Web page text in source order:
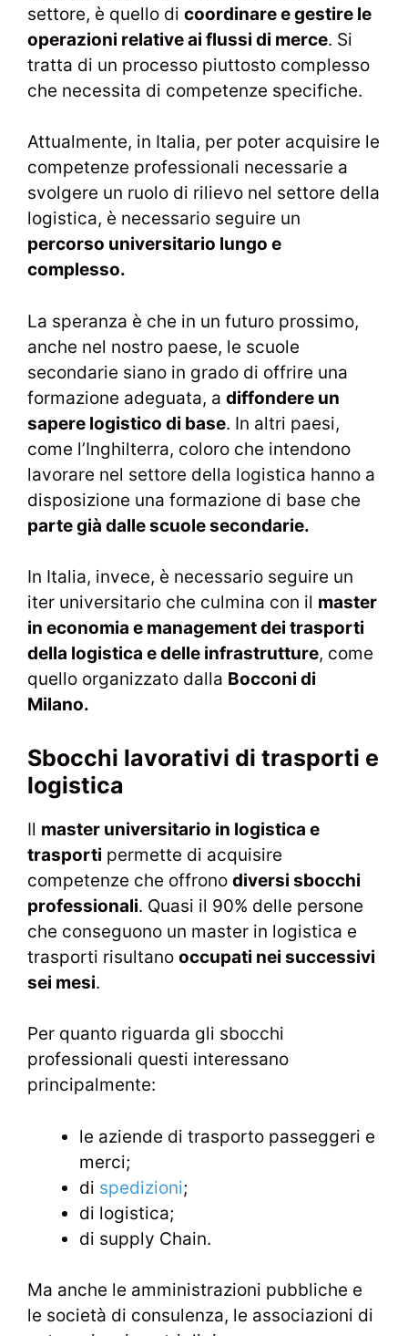
settore, è quello di coordinare e gestire le
operazioni relative ai flussi di merce. Si
tratta di un processo piuttosto complesso
che necessita di competenze specifiche.
Attualmente, in Italia, per poter acquisire le
competenze professionali necessarie a
svolgere un ruolo di rilievo nel settore della
logistica, è necessario seguire un
percorso universitario lungo e
complesso.
La speranza è che in un futuro prossimo,
anche nel nostro paese, le scuole
secondarie siano in grado di offrire una
formazione adeguata, a diffondere un
sapere logistico di base. In altri paesi,
come l’Inghilterra, coloro che intendono
lavorare nel settore della logistica hanno a
disposizione una formazione di base che
parte già dalle scuole secondarie.
In Italia, invece, è necessario seguire un
iter universitario che culmina con il master
in economia e management dei trasporti
della logistica e delle infrastrutture, come
quello organizzato dalla Bocconi di
Milano.
Sbocchi lavorativi di trasporti e
logistica
Il master universitario in logistica e
trasporti permette di acquisire
competenze che offrono diversi sbocchi
professionali. Quasi il 90% delle persone
che conseguono un master in logistica e
trasporti risultano occupati nei successivi
sei mesi.
Per quanto riguarda gli sbocchi
professionali questi interessano
principalmente:
le aziende di trasporto passeggeri e
merci;
di spedizioni;
di logistica;
di supply Chain.
Ma anche le amministrazioni pubbliche e
le società di consulenza, le associazioni di